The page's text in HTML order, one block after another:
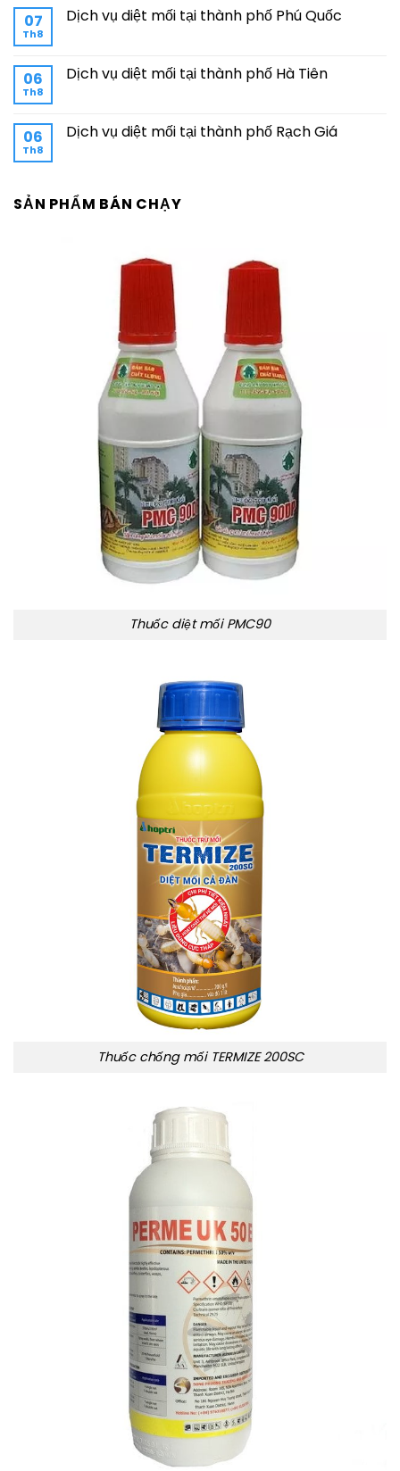
07
Th8
Dịch vụ diệt mối tại thành phố Phú Quốc
06
Th8
Dịch vụ diệt mối tại thành phố Hà Tiên
06
Th8
Dịch vụ diệt mối tại thành phố Rạch Giá
SẢN PHẨM BÁN CHẠY
Thuốc diệt mối PMC90
Thuốc chống mối TERMIZE 200SC